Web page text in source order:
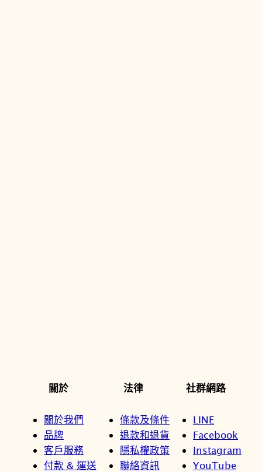
關於
關於我們
品牌
客戶服務
付款 & 運送
法律
條款及條件
退款和退貨
隱私權政策
聯絡資訊
社群網路
LINE
Facebook
Instagram
YouTube